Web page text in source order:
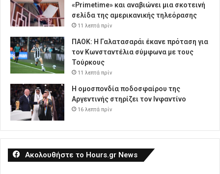
«Primetime» και αναβιώνει μια σκοτεινή
σελίδα της αμερικανικής τηλεόρασης
11 λεπτά πρίν
ΠΑΟΚ: Η Γαλατασαράι έκανε πρόταση για
τον Κωνσταντέλια σύμφωνα με τους
Τούρκους
11 λεπτά πρίν
Η ομοσπονδία ποδοσφαίρου της
Αργεντινής στηρίζει τον Ινφαντίνο
16 λεπτά πρίν
Ακολουθήστε το Hours.gr News